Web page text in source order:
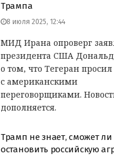
Трампа
8 июля 2025, 12:44
МИД Ирана опроверг
президента США
о том, что Тегеран просил
с американскими
переговорщиками.
дополняется.
Трамп не знает, сможет ли
остановить российскую